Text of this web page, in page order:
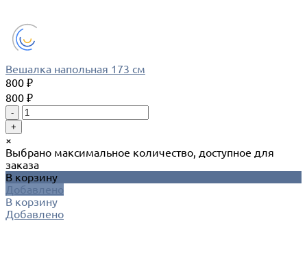
Вешалка напольная 173 см
800 ₽
800 ₽
-
+
×
Выбрано максимальное количество, доступное для
заказа
В корзину
Добавлено
В корзину
Добавлено